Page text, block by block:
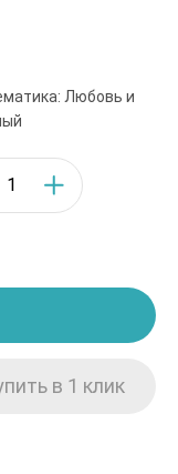
Любовь и